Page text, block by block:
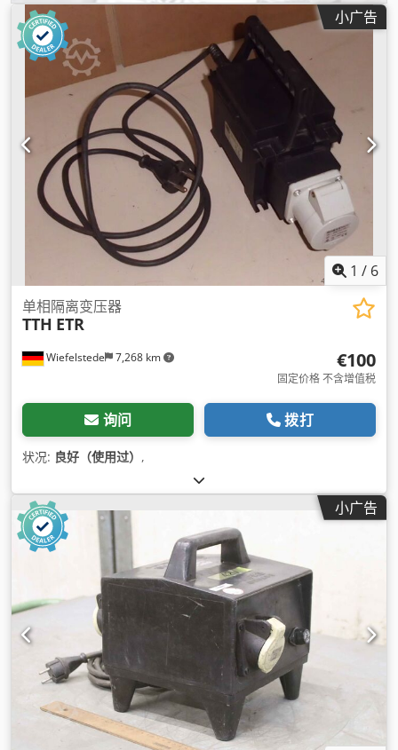
小广告
1 / 6
Wiefelstede 7,268 km
单相隔离变压器
TTH ETR
€100
固定价格 不含增值税
询问 拨打
状况: 良好（使用过） ,
小广告